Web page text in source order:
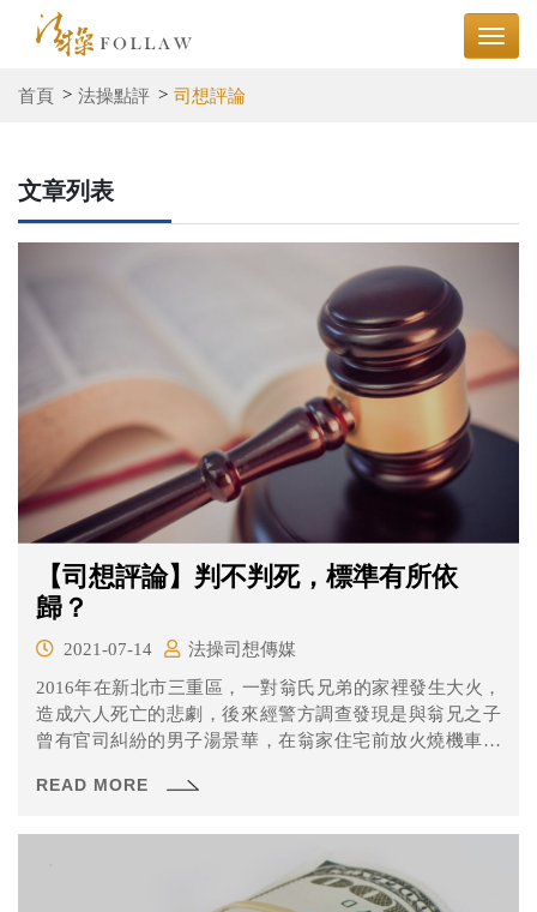
首頁 法操點評 司想評論
文章列表
【司想評論】判不判死，標準有所依
歸？
2021-07-14
法操司想傳媒
2016年在新北市三重區，一對翁氏兄弟的家裡發生大火，
造成六人死亡的悲劇，後來經警方調查發現是與翁兄之子
曾有官司糾紛的男子湯景華，在翁家住宅前放火燒機車洩
湯男選在凌晨大家都在睡覺時下手，十分可惡且犯後態度
READ MORE